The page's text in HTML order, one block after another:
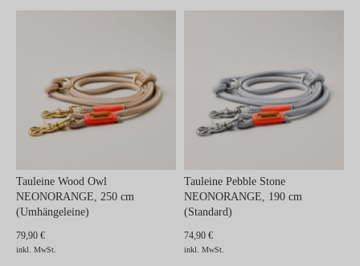
Tauleine Wood Owl
NEONORANGE, 250 cm
(Umhängeleine)
79,90 €
inkl. MwSt.
Tauleine Pebble Stone
NEONORANGE, 190 cm
(Standard)
74,90 €
inkl. MwSt.